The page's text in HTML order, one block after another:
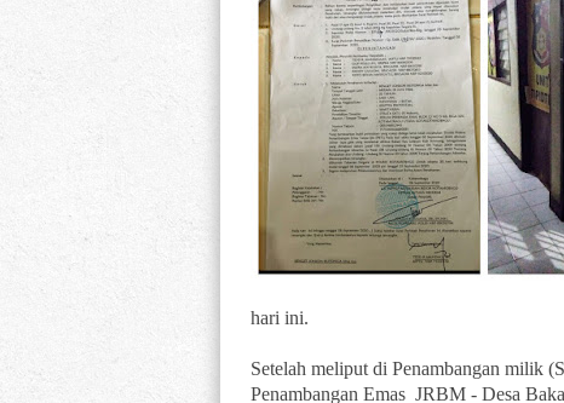
hari ini.
Setelah meliput di Penambangan milik
Penambangan Emas JRBM - Desa